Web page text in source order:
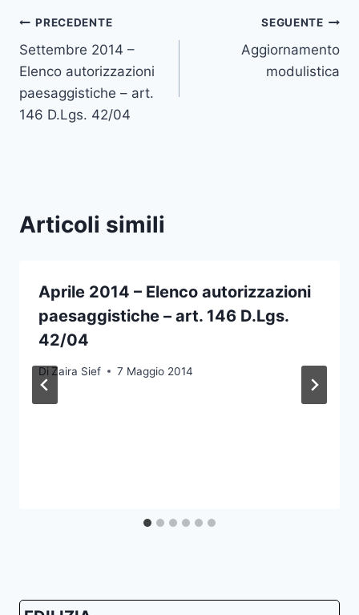
Navigazione
articoli
PRECEDENTE
Settembre 2014 –
Elenco autorizzazioni
paesaggistiche – art.
146 D.Lgs. 42/04
SEGUENTE
Aggiornamento
modulistica
Articoli simili
Aprile 2014 – Elenco autorizzazioni
paesaggistiche – art. 146 D.Lgs.
42/04
Di Zaira Sief 7 Maggio 2014